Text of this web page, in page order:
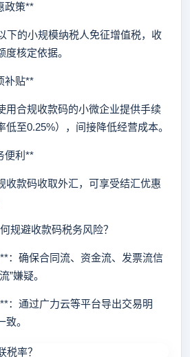
策**
的小规模纳税人免征增值税，收
核定依据。
贴**
合规收款码的小微企业提供手续
至0.25%），间接降低经营成本。
利**
款码收取外汇，可享受结汇优惠
避收款码税务风险？
确保合同流、资金流、发票流信
”嫌疑。
通过广力云等平台导出交易明
。